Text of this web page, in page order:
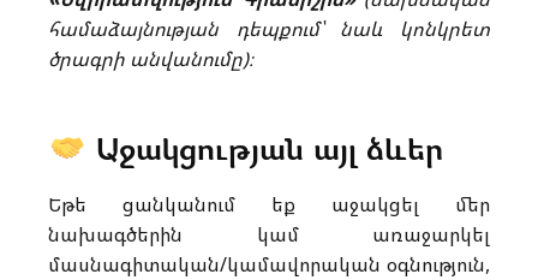
համաձայնության դեպքում՝ նաև կոնկրետ
ծրագրի անվանումը)։
Աջակցության այլ ձևեր
Եթե ցանկանում եք աջակցել մեր
նախագծերին կամ առաջարկել
մասնագիտական/կամավորական օգնություն,